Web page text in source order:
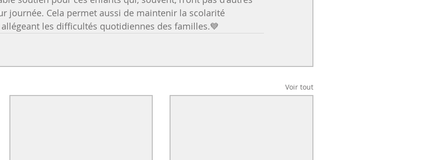
journée. Cela permet aussi de maintenir la scolarité
les difficultés quotidiennes des familles.💙
Voir tout